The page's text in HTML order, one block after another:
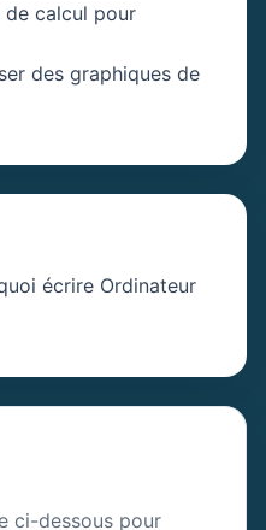
de calcul pour
des graphiques de
écrire Ordinateur
ci-dessous pour